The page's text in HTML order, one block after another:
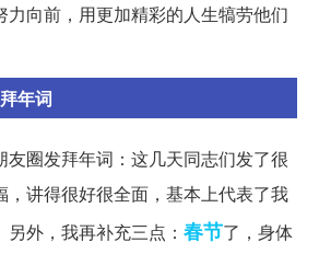
力向前，用更加精彩的人生犒劳他们
年词
友圈发拜年词：这几天同志们发了很
，讲得很好很全面，基本上代表了我
外，我再补充三点： 春节了，身体